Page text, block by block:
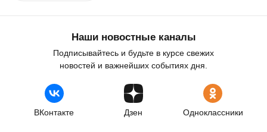
Наши новостные каналы
Подписывайтесь и будьте в курсе свежих
новостей и важнейших событиях дня.
ВКонтакте Дзен Одноклассники